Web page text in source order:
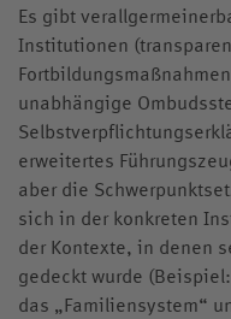
Archiv
Videos
Jubiläumsjahr
Wappen
Es gibt
Institutionen
unabhängige
erweitertes
aber die
sich in der konkreten
der Kontexte, in denen
gedeckt wurde
das „Familiensystem“